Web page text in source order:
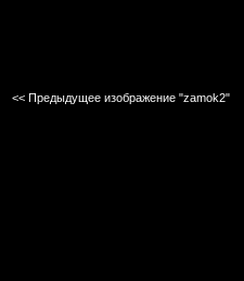
<< Предыдущее изображение "zamok2"